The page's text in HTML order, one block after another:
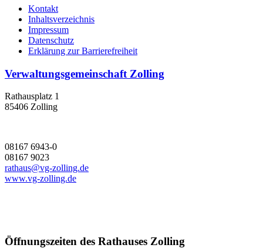
Kontakt
Inhaltsverzeichnis
Impressum
Datenschutz
Erklärung zur Barrierefreiheit
Verwaltungsgemeinschaft Zolling
Rathausplatz 1
85406 Zolling
08167 6943-0
08167 9023
rathaus@vg-zolling.de
www.vg-zolling.de
Öffnungszeiten des Rathauses Zolling